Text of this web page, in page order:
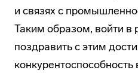
и связях с
Таким образом, войти
поздравить с этим